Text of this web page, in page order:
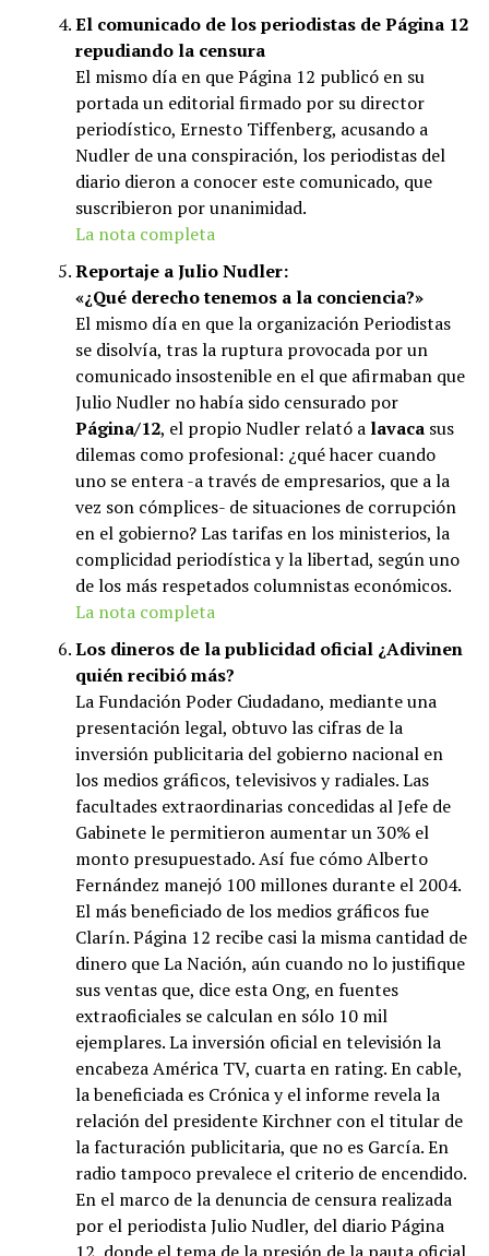
El comunicado de los periodistas de Página 12
repudiando la censura
El mismo día en que Página 12 publicó en su
portada un editorial firmado por su director
periodístico, Ernesto Tiffenberg, acusando a
Nudler de una conspiración, los periodistas del
diario dieron a conocer este comunicado, que
suscribieron por unanimidad.
La nota completa
Reportaje a Julio Nudler:
«¿Qué derecho tenemos a la conciencia?»
El mismo día en que la organización Periodistas
se disolvía, tras la ruptura provocada por un
comunicado insostenible en el que afirmaban que
Julio Nudler no había sido censurado por
Página/12, el propio Nudler relató a lavacasus
dilemas como profesional: ¿qué hacer cuando
uno se entera -a través de empresarios, que a la
vez son cómplices- de situaciones de corrupción
en el gobierno? Las tarifas en los ministerios, la
complicidad periodística y la libertad, según uno
de los más respetados columnistas económicos.
La nota completa
Los dineros de la publicidad oficial ¿Adivinen
quién recibió más?
La Fundación Poder Ciudadano, mediante una
presentación legal, obtuvo las cifras de la
inversión publicitaria del gobierno nacional en
los medios gráficos, televisivos y radiales. Las
facultades extraordinarias concedidas al Jefe de
Gabinete le permitieron aumentar un 30% el
monto presupuestado. Así fue cómo Alberto
Fernández manejó 100 millones durante el 2004.
El más beneficiado de los medios gráficos fue
Clarín. Página 12 recibe casi la misma cantidad de
dinero que La Nación, aún cuando no lo justifique
sus ventas que, dice esta Ong, en fuentes
extraoficiales se calculan en sólo 10 mil
ejemplares. La inversión oficial en televisión la
encabeza América TV, cuarta en rating. En cable,
la beneficiada es Crónica y el informe revela la
relación del presidente Kirchner con el titular de
la facturación publicitaria, que no es García. En
radio tampoco prevalece el criterio de encendido.
En el marco de la denuncia de censura realizada
por el periodista Julio Nudler, del diario Página